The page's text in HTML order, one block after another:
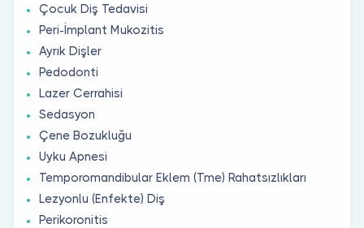
Çocuk Diş Tedavisi
Peri-İmplant Mukozitis
Ayrık Dişler
Pedodonti
Lazer Cerrahisi
Sedasyon
Çene Bozukluğu
Uyku Apnesi
Temporomandibular Eklem (Tme) Rahatsızlıkları
Lezyonlu (Enfekte) Diş
Perikoronitis